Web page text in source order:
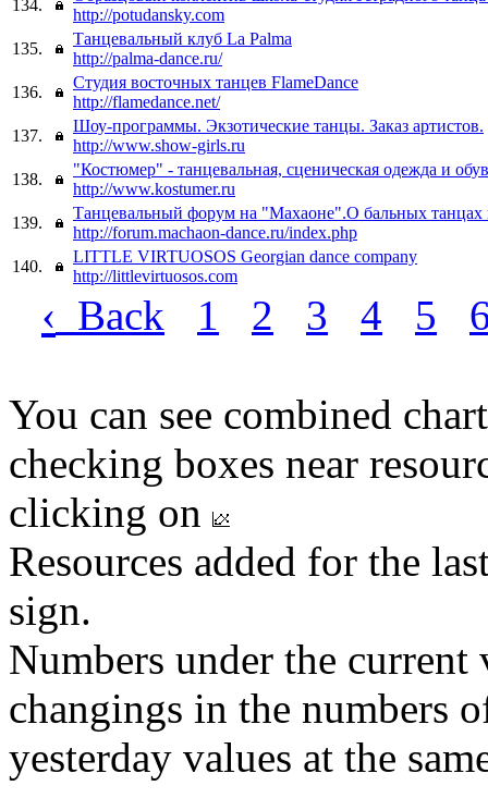
134.
http://potudansky.com
135.
Танцевальный клуб La Palma
http://palma-dance.ru/
136.
Студия восточных танцев FlameDance
http://flamedance.net/
137.
Шоу-программы. Экзотические танцы. Заказ артистов.
http://www.show-girls.ru
138.
"Костюмер" - танцевальная, сценическая одежда и
http://www.kostumer.ru
139.
Танцевальный форум на "Махаоне".О бальных танцах
http://forum.machaon-dance.ru/index.php
140.
LITTLE VIRTUOSOS Georgian dance company
http://littlevirtuosos.com
‹ Back 1 2 3 4 5
You can see combined
checking boxes near
clicking on
Resources added for the
sign.
Numbers under the
changings in the numbers
yesterday values at the